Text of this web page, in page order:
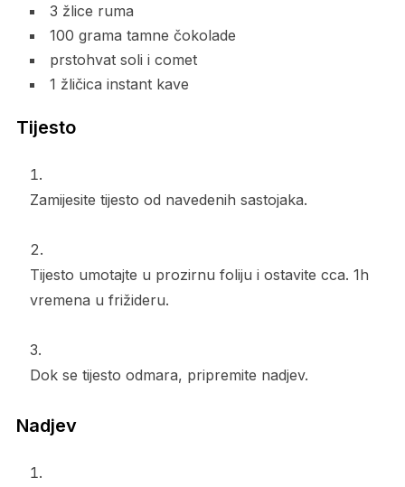
3 žlice ruma
100 grama tamne čokolade
prstohvat soli i comet
1 žličica instant kave
Tijesto
Zamijesite tijesto od navedenih sastojaka.
Tijesto umotajte u prozirnu foliju i ostavite cca. 1h
vremena u frižideru.
Dok se tijesto odmara, pripremite nadjev.
Nadjev